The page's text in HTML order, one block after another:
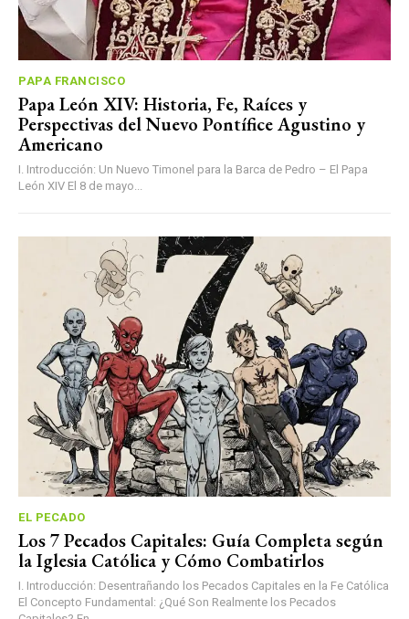
PAPA FRANCISCO
Papa León XIV: Historia, Fe, Raíces y
Perspectivas del Nuevo Pontífice Agustino y
Americano
I. Introducción: Un Nuevo Timonel para la Barca de Pedro – El Papa
León XIV El 8 de mayo...
EL PECADO
Los 7 Pecados Capitales: Guía Completa según
la Iglesia Católica y Cómo Combatirlos
I. Introducción: Desentrañando los Pecados Capitales en la Fe Católica
El Concepto Fundamental: ¿Qué Son Realmente los Pecados